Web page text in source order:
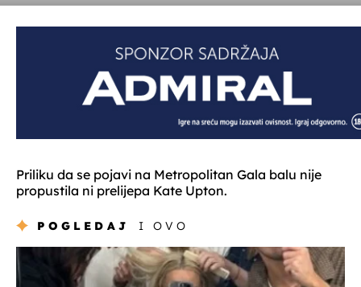
Priliku da se pojavi na Metropolitan Gala balu nije
propustila ni prelijepa Kate Upton.
POGLEDAJ I OVO